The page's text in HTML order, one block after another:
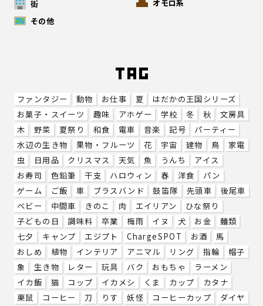
街
オモロ系
その他
ファンタジー 動物 お仕事 夏
はだかの王国シリーズ
お菓子・スイーツ
趣味 アホゲー 学校 冬 秋
文房具
木
野菜 夏祭り 和食 電車 音楽 記号
パーティー
水辺の生き物
果物・フルーツ 花 宇宙 建物 鳥
家電
虫
日用品 クリスマス 天気 魚 うんち
アイス
お寿司
色鉛筆 干支 ハロウィン 春 洋食
パン
ゲーム
ご飯 車 ブラスバンド 鼓笛隊 先頭車
後尾車
ベビー
中間車 きのこ 肉 エイリアン
ひな祭り
子どもの日
調味料 卒業 梅雨 イヌ 犬 お金
麺類
七夕
キャンプ エジプト ChargeSPOT お酒
馬
おしめ
植物 インテリア アニマル リング 指輪
帽子
象
生き物 レター 玩具 バク おもちゃ
ラーメン
イカ飯
猫 コップ イカメシ くま カップ
カタナ
栗鼠
コーヒー 刀 りす 妖怪 コーヒーカップ
ダイヤ